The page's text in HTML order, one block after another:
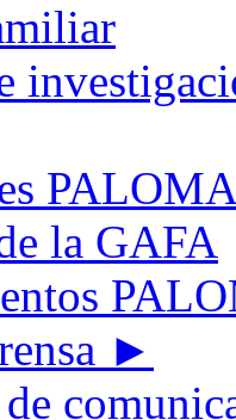
la GAFA
►